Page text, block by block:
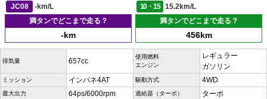
JC08
-km/L 10・15
15.2km/L
満タンでどこまで走る？
-km
満タンでどこまで走る？
456km
排気量 657cc
使用燃料
エンジン
レギュラー
ガソリン
ミッション インパネ4AT 駆動方式 4WD
最大出力 64ps/6000rpm 過給器（ターボ） ターボ